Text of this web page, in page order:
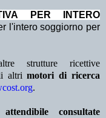
PER INTERO
l'intero soggiorno per
strutture ricettive
altrimotori di ricerca
.
consultate